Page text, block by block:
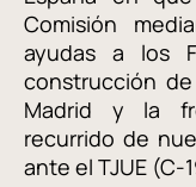
Comisión
ayudas a los
construcción
Madrid y la
recurrido de
ante el TJUE (C-